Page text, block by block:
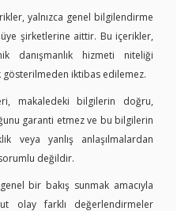
yalnızca genel bilgilendirme
şirketlerine aittir. Bu içerikler,
danışmanlık hizmeti niteliği
gösterilmeden iktibas edilemez.
makaledeki bilgilerin doğru,
garanti etmez ve bu bilgilerin
veya yanlış anlaşılmalardan
değildir.
bir bakış sunmak amacıyla
olay farklı değerlendirmeler